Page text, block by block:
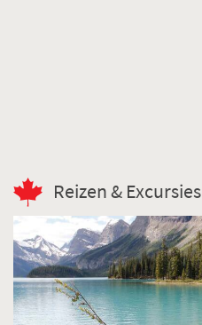
Reizen & Excursies